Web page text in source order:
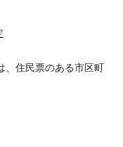
住民票のある市区町